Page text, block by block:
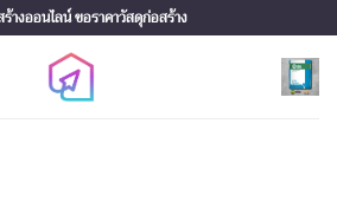
างออนไลน์ ขอราคาวัสดุก่อสร้าง